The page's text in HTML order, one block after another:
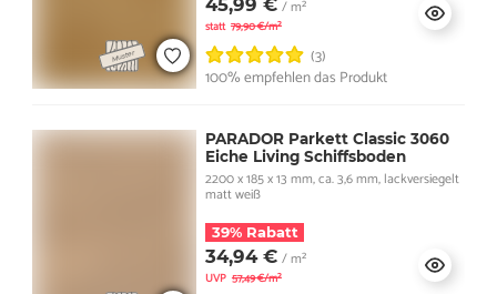
45,99 € / m²
statt 79,90 €/m²
(3)
100% empfehlen das Produkt
PARADOR Parkett Classic 3060
Eiche Living Schiffsboden
2200 x 185 x 13 mm, ca. 3,6 mm, lackversiegelt
matt weiß
39% Rabatt
34,94 € / m²
UVP 57,49 €/m²